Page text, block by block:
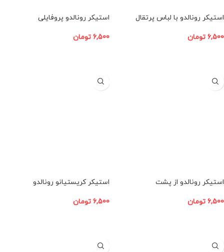
استیکر رونالدو با لباس پرتقال
6,500 تومان
استیکر رونالدو پروفایلی
6,500 تومان
استیکر رونالدو از پشت
6,500 تومان
استیکر کریستیانو رونالدو
6,500 تومان